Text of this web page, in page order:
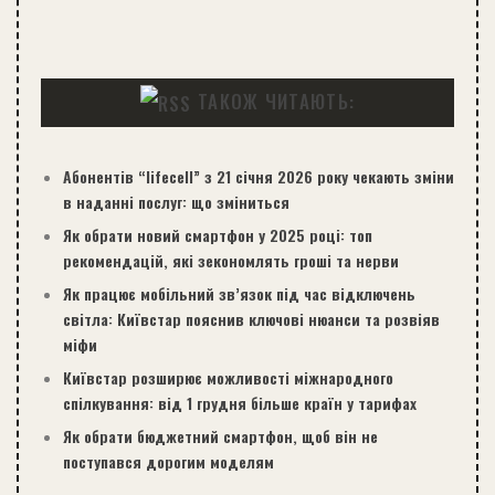
ТАКОЖ ЧИТАЮТЬ:
Абонентів “lifecell” з 21 січня 2026 року чекають зміни
в наданні послуг: що зміниться
Як обрати новий смартфон у 2025 році: топ
рекомендацій, які зекономлять гроші та нерви
Як працює мобільний зв’язок під час відключень
світла: Київстар пояснив ключові нюанси та розвіяв
міфи
Київстар розширює можливості міжнародного
спілкування: від 1 грудня більше країн у тарифах
Як обрати бюджетний смартфон, щоб він не
поступався дорогим моделям